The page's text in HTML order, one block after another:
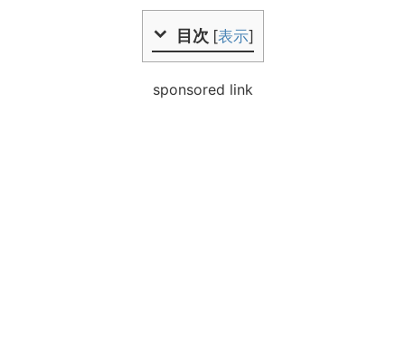
目次 [表示]
sponsored link